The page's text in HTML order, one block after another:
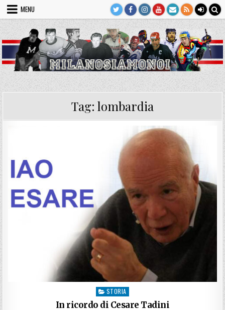
Skip
content
MENU
Tag: lombardia
Posted
in
STORIA
In ricordo di Cesare Tadini